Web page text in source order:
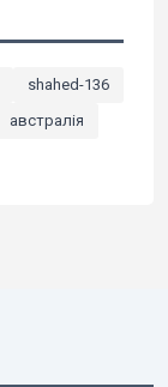
shahed-136
австралія